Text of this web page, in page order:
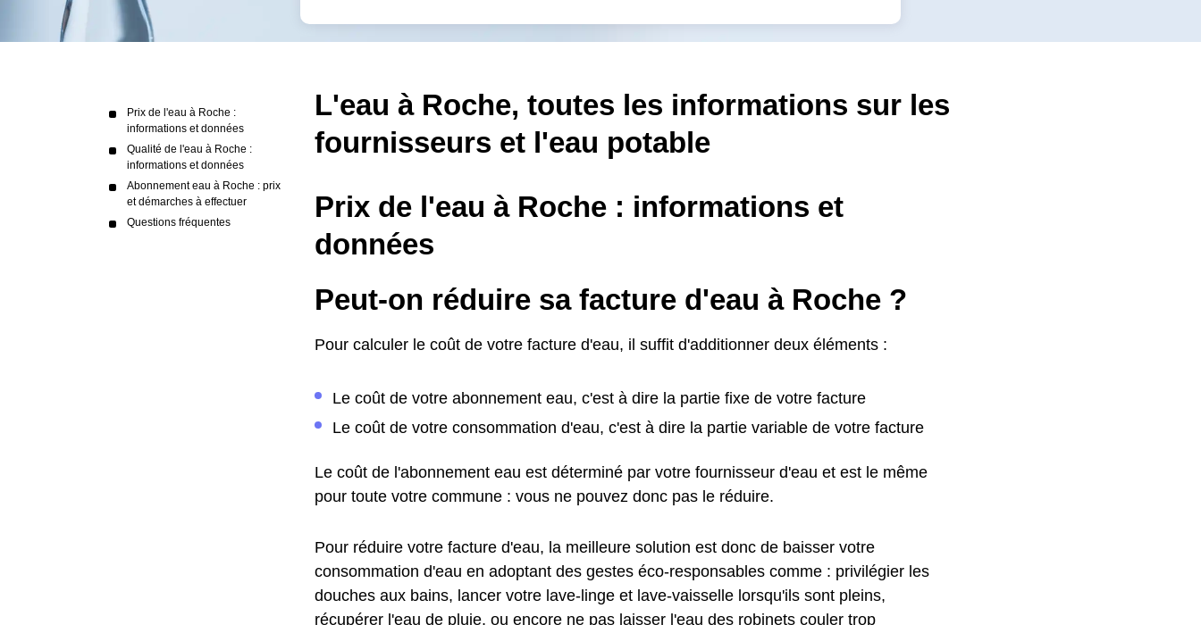
Prix de l'eau à Roche :
informations et données
Qualité de l'eau à Roche :
informations et données
Abonnement eau à Roche : prix
et démarches à effectuer
Questions fréquentes
L'eau à Roche, toutes les informations sur les
fournisseurs et l'eau potable
Prix de l'eau à Roche : informations et
données
Peut-on réduire sa facture d'eau à Roche ?
Pour calculer le coût de votre facture d'eau, il suffit d'additionner deux éléments :
Le coût de votre abonnement eau, c'est à dire la partie fixe de votre facture
Le coût de votre consommation d'eau, c'est à dire la partie variable de votre facture
Le coût de l'abonnement eau est déterminé par votre fournisseur d'eau et est le même
pour toute votre commune : vous ne pouvez donc pas le réduire.
Pour réduire votre facture d'eau, la meilleure solution est donc de baisser votre
consommation d'eau en adoptant des gestes éco-responsables comme : privilégier les
douches aux bains, lancer votre lave-linge et lave-vaisselle lorsqu'ils sont pleins,
récupérer l'eau de pluie, ou encore ne pas laisser l'eau des robinets couler trop